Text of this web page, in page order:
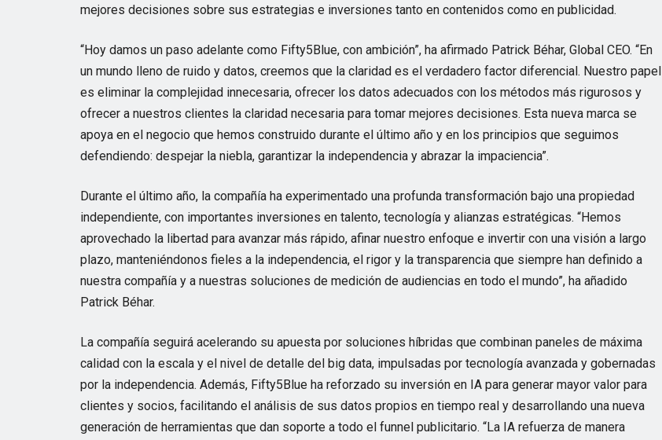
mejores decisiones sobre sus estrategias e inversiones tanto en contenidos como en publicidad.
“Hoy damos un paso adelante como Fifty5Blue, con ambición”, ha afirmado Patrick Béhar, Global CEO. “En
un mundo lleno de ruido y datos, creemos que la claridad es el verdadero factor diferencial. Nuestro papel
es eliminar la complejidad innecesaria, ofrecer los datos adecuados con los métodos más rigurosos y
ofrecer a nuestros clientes la claridad necesaria para tomar mejores decisiones. Esta nueva marca se
apoya en el negocio que hemos construido durante el último año y en los principios que seguimos
defendiendo: despejar la niebla, garantizar la independencia y abrazar la impaciencia”.
Durante el último año, la compañía ha experimentado una profunda transformación bajo una propiedad
independiente, con importantes inversiones en talento, tecnología y alianzas estratégicas. “Hemos
aprovechado la libertad para avanzar más rápido, afinar nuestro enfoque e invertir con una visión a largo
plazo, manteniéndonos fieles a la independencia, el rigor y la transparencia que siempre han definido a
nuestra compañía y a nuestras soluciones de medición de audiencias en todo el mundo”, ha añadido
Patrick Béhar.
La compañía seguirá acelerando su apuesta por soluciones híbridas que combinan paneles de máxima
calidad con la escala y el nivel de detalle del big data, impulsadas por tecnología avanzada y gobernadas
por la independencia. Además, Fifty5Blue ha reforzado su inversión en IA para generar mayor valor para
clientes y socios, facilitando el análisis de sus datos propios en tiempo real y desarrollando una nueva
generación de herramientas que dan soporte a todo el funnel publicitario. “La IA refuerza de manera